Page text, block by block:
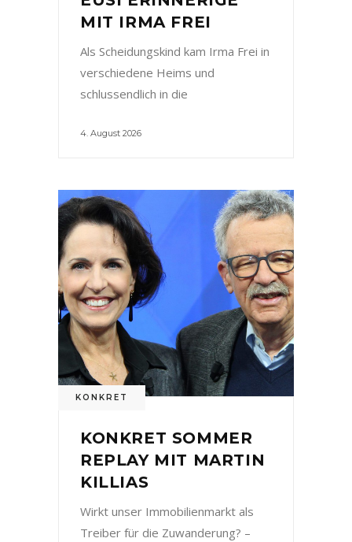
MIT IRMA FREI
Als Scheidungskind kam Irma Frei in
verschiedene Heims und
schlussendlich in die
4. August 2026
KONKRET
KONKRET SOMMER
REPLAY MIT MARTIN
KILLIAS
Wirkt unser Immobilienmarkt als
Treiber für die Zuwanderung? –